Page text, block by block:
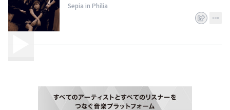
Sepia in Philia